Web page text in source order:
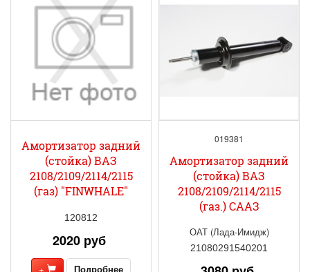
Амортизатор задний
(стойка) ВАЗ
2108/2109/2114/2115
(газ) "FINWHALE"
120812
2020 руб
+ Подробнее
019381
Амортизатор задний
(стойка) ВАЗ
2108/2109/2114/2115
(газ.) СААЗ
ОАТ (Лада-Имидж)
21080291540201